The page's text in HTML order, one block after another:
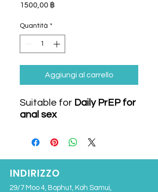
1500,00 ฿
Quantità *
Aggiungi al carrello
Suitable for Daily PrEP for
anal sex
INDIRIZZO
29/7 Moo 4, Bophut, Koh Samui,